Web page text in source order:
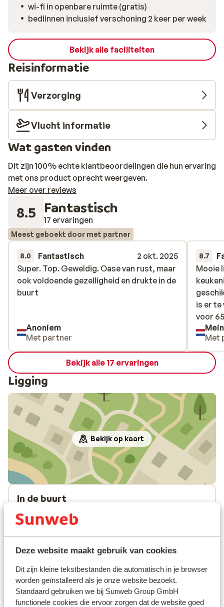
Deze website maakt gebruik van cookies
Dit zijn kleine tekstbestanden die automatisch in je browser
worden geïnstalleerd als je onze website bezoekt.
Standaard gebruiken we bij Sunweb Group GmbH
functionele cookies die ervoor zorgen dat de website goed
wi-fi in openbare ruimte (gratis)
bedlinnen inclusief verschoning 2 keer per week
Bekijk alle faciliteiten
Reisinformatie
Verzorging
Vlucht informatie
Wat gasten vinden
Dit zijn 100% echte klantbeoordelingen die hun ervaring
met ons product oprecht weergeven.
Meer over reviews
8.5 Fantastisch
17 ervaringen
Meest geboekt door met partner
8.0 Fantastisch
2 okt. 2025
Super. Top. Geweldig. Oase van rust, maar
ook voldoende gezelligheid en drukte in de
buurt
Super. Top. Geweldig. Oase van rust, maar
ook voldoende gezelligheid en drukte in de
buurt
Anoniem
Met partner
8.7
Mooie
is er te
voor
Mooie
is er te
voor
Met
Bekijk alle 17 ervaringen
Ligging
Bekijk op kaart
In de buurt
Centrum: 500 m
Luchthaven: 45 km
Bushalte: 1 km
(Mini)supermarkt: 500 m
Restaurant: 150 m
Rustig gelegen